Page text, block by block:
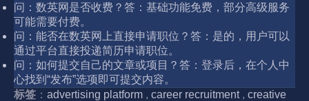
问：数英网是否收费？答：基础功能免费，部分高级服务
可能需要付费。
问：能否在数英网上直接申请职位？答：是的，用户可以
通过平台直接投递简历申请职位。
问：如何提交自己的文章或项目？答：登录后，在个人中
心找到“发布”选项即可提交内容。
标签 ： advertising platform , career recruitment, creative